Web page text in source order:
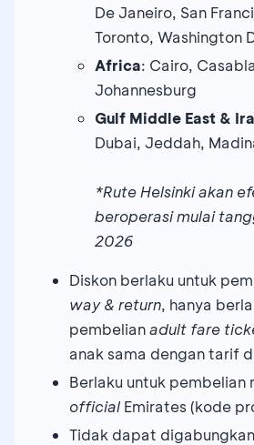
De Janeiro, San
Toronto, Washington
Africa: Cairo,
Johannesburg
Gulf Middle East &
Dubai, Jeddah,
*Rute Helsinki akan
beroperasi mulai
2026
Diskon berlaku untuk
way & return, hanya
pembelianadult fare
anak sama dengan tarif
Berlaku untuk pembelian
official Emirates (kode
Tidak dapat